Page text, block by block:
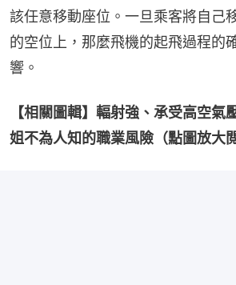
該任意移動座位。一旦乘客將自己
的空位上，那麼飛機的起飛過程的
響。
【相關圖輯】輻射強、承受高空氣
姐不為人知的職業風險（點圖放大